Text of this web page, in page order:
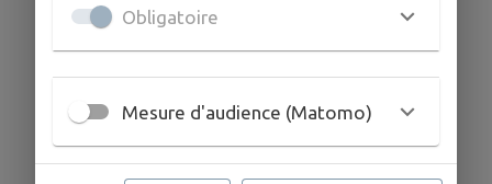
Obligatoire
Mesure d'audience (Matomo)